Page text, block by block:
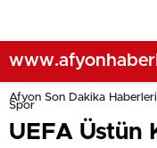
Afyon Son Dakika
Spor
UEFA Üstün